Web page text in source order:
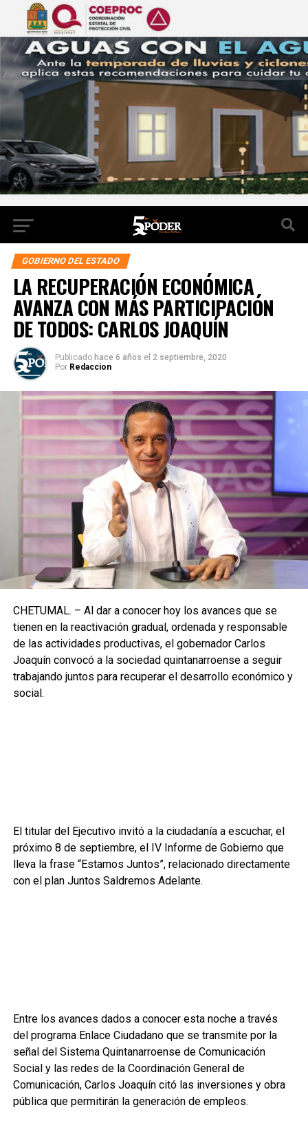
GOBIERNO DEL ESTADO
LA RECUPERACIÓN ECONÓMICA
AVANZA CON MÁS PARTICIPACIÓN
DE TODOS: CARLOS JOAQUÍN
Publicado hace 6 años el 2 septiembre, 2020
Por Redaccion
CHETUMAL. – Al dar a conocer hoy los avances que se
tienen en la reactivación gradual, ordenada y responsable
de las actividades productivas, el gobernador Carlos
Joaquín convocó a la sociedad quintanarroense a seguir
trabajando juntos para recuperar el desarrollo económico y
social.
El titular del Ejecutivo invitó a la ciudadanía a escuchar, el
próximo 8 de septiembre, el IV Informe de Gobierno que
lleva la frase “Estamos Juntos”, relacionado directamente
con el plan Juntos Saldremos Adelante.
Entre los avances dados a conocer esta noche a través
del programa Enlace Ciudadano que se transmite por la
señal del Sistema Quintanarroense de Comunicación
Social y las redes de la Coordinación General de
Comunicación, Carlos Joaquín citó las inversiones y obra
pública que permitirán la generación de empleos.